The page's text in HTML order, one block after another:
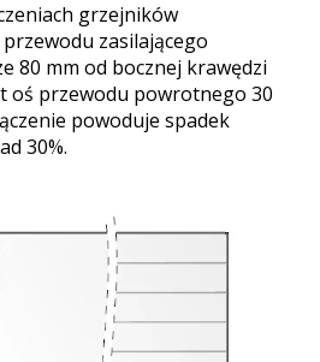
grzejników
zasilającego
80 mm od bocznej krawędzi
oś przewodu powrotnego 30
powoduje spadek
30%.